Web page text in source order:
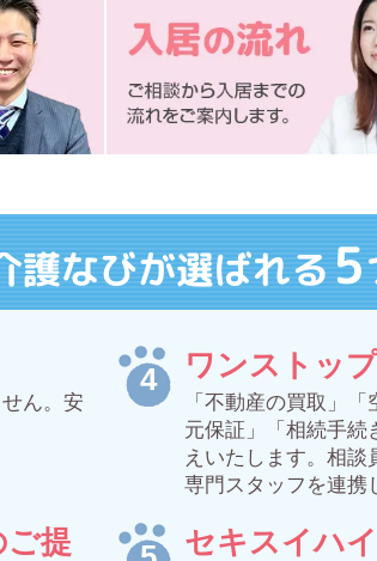
護なびが選ばれる 5
ん。安
ご提
ワンストッ
「不動産の買取」
元保証」「相続手続
えいたします。相
専門スタッフを連携
セキスイハ